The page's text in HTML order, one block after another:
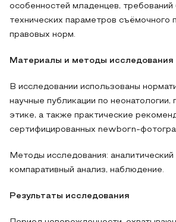
особенностей младенцев, требований
технических параметров съёмочного
правовых норм.
Материалы и методы исследования
В исследовании использованы
научные публикации по неонатологии,
этике, а также практические
сертифицированных newborn-
Методы исследования: аналитический
компаративный анализ, наблюдение.
Результаты исследования